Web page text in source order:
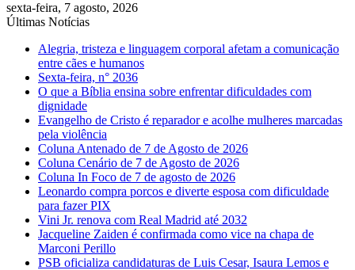
sexta-feira, 7 agosto, 2026
Últimas Notícias
Alegria, tristeza e linguagem corporal afetam a comunicação
entre cães e humanos
Sexta-feira, n° 2036
O que a Bíblia ensina sobre enfrentar dificuldades com
dignidade
Evangelho de Cristo é reparador e acolhe mulheres marcadas
pela violência
Coluna Antenado de 7 de Agosto de 2026
Coluna Cenário de 7 de Agosto de 2026
Coluna In Foco de 7 de agosto de 2026
Leonardo compra porcos e diverte esposa com dificuldade
para fazer PIX
Vini Jr. renova com Real Madrid até 2032
Jacqueline Zaiden é confirmada como vice na chapa de
Marconi Perillo
PSB oficializa candidaturas de Luis Cesar, Isaura Lemos e